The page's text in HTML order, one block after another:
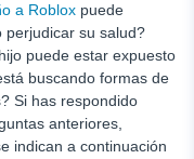
a Roblox puede
perjudicar su salud?
puede estar expuesto
buscando formas de
Si has respondido
anteriores,
indican a continuación